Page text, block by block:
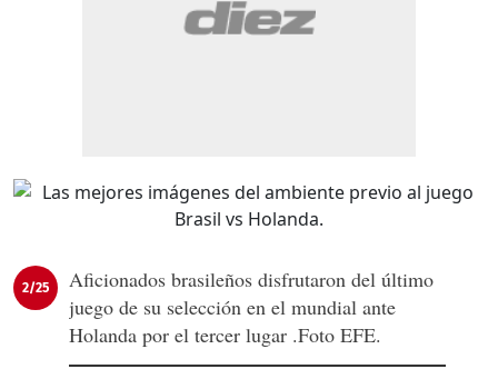
2/25
Aficionados brasileños disfrutaron del último
juego de su selección en el mundial ante
Holanda por el tercer lugar .Foto EFE.